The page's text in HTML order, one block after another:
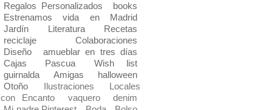
Regalos Personalizados
books
Estrenamos vida en Madrid
Jardín
Literatura
Recetas
reciclaje
Colaboraciones
Diseño
amueblar en tres días
Cajas
Pascua
Wish list
guirnalda
Amigas
halloween
Otoño
Ilustraciones
Locales
con Encanto
vaquero
denim